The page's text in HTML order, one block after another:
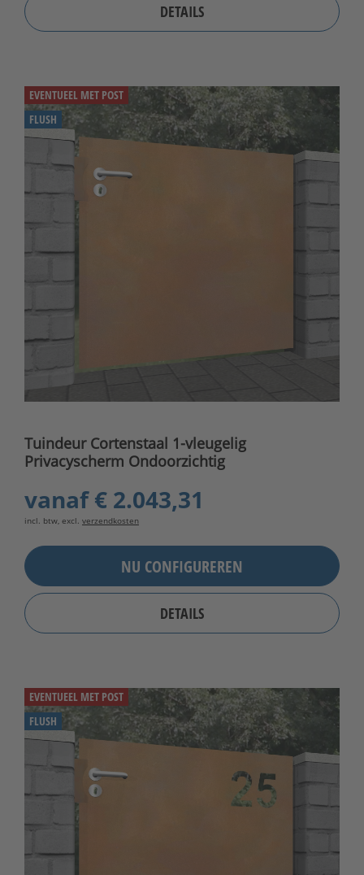
DETAILS
EVENTUEEL MET POST
FLUSH
Tuindeur Cortenstaal 1-vleugelig
Privacyscherm Ondoorzichtig
vanaf€ 2.043,31
incl. btw, excl. verzendkosten
NU CONFIGUREREN
DETAILS
EVENTUEEL MET POST
FLUSH